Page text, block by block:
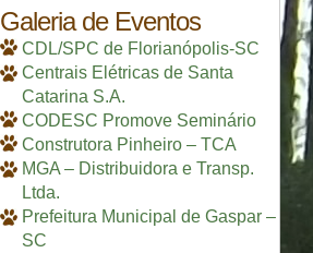
Galeria de Eventos
CDL/SPC de Florianópolis-SC
Centrais Elétricas de Santa
Catarina S.A.
CODESC Promove Seminário
Construtora Pinheiro – TCA
MGA – Distribuidora e Transp.
Ltda.
Prefeitura Municipal de Gaspar –
SC